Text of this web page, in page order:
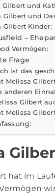
Gilbert und
Gilbert und
Gilbert Kinder:
–
Vermögen:
Frage
ist das
Melissa
anderen
Gilbert
Melissa
hat im